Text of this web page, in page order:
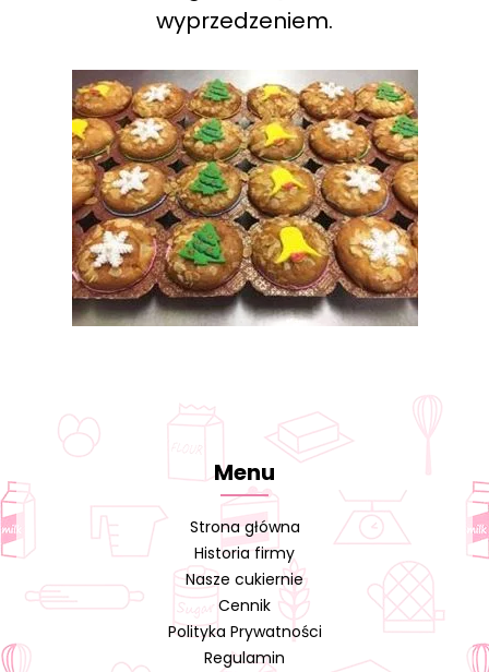
wyprzedzeniem.
Menu
Strona główna
Historia firmy
Nasze cukiernie
Cennik
Polityka Prywatności
Regulamin